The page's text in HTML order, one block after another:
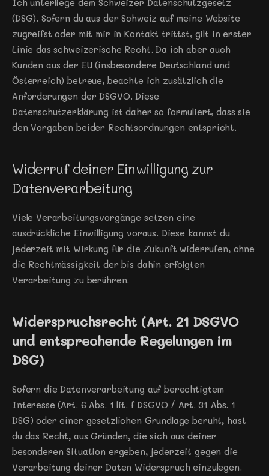
Ich unterliege dem Schweizer Datenschutzgesetz
(DSG). Sofern du aus der Schweiz auf meine Website
zugreifst oder mit mir in Kontakt trittst, gilt in erster
Linie das schweizerische Recht. Da ich aber auch
Kunden aus der EU (insbesondere Deutschland und
Österreich) betreue, beachte ich zusätzlich die
Anforderungen der DSGVO. Diese
Datenschutzerklärung ist daher so formuliert, dass sie
den Vorgaben beider Rechtsordnungen entspricht.
Widerruf deiner Einwilligung zur
Datenverarbeitung
Viele Verarbeitungsvorgänge setzen eine
ausdrückliche Einwilligung voraus. Diese kannst du
jederzeit mit Wirkung für die Zukunft widerrufen, ohne
die Rechtmässigkeit der bis dahin erfolgten
Verarbeitung zu berühren.
Widerspruchsrecht (Art. 21 DSGVO
und entsprechende Regelungen im
DSG)
Sofern die Datenverarbeitung auf berechtigtem
Interesse (Art. 6 Abs. 1 lit. f DSGVO / Art. 31 Abs. 1
DSG) oder einer gesetzlichen Grundlage beruht, hast
du das Recht, aus Gründen, die sich aus deiner
besonderen Situation ergeben, jederzeit gegen die
Verarbeitung deiner Daten Widerspruch einzulegen.